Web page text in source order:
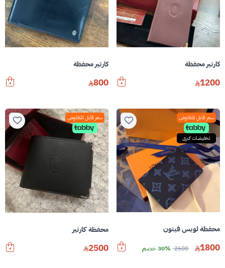
كارتير محفظة
1200
كارتير محفظة
800
سعر قابل للتفاوض
تخفيضات كبرى
محفظة لويس فيتون
1800
2600 30% خصم
سعر قابل للتفاوض
محفظة كارتير
2500